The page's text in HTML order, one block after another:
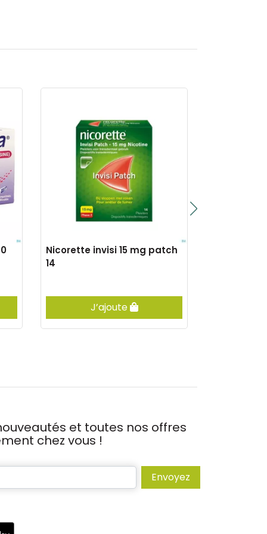
Nicorette invisi 15 mg patch
14
J’ajoute
et toutes nos offres
chez vous !
Envoyez